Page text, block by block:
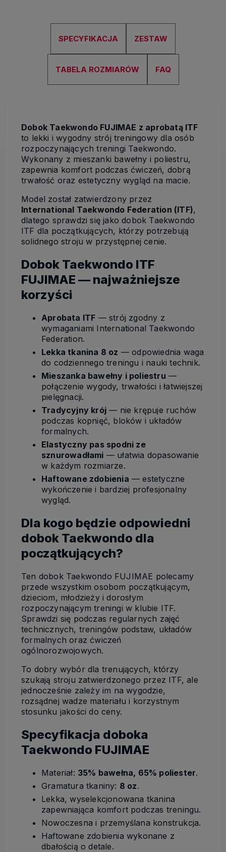
SPECYFIKACJA ZESTAW
TABELA ROZMIARÓW FAQ
Dobok Taekwondo FUJIMAE z aprobatą ITF
to lekki i wygodny strój treningowy dla osób
rozpoczynających treningi Taekwondo.
Wykonany z mieszanki bawełny i poliestru,
zapewnia komfort podczas ćwiczeń, dobrą
trwałość oraz estetyczny wygląd na macie.
Model został zatwierdzony przez
International Taekwondo Federation (ITF),
dlatego sprawdzi się jako dobok Taekwondo
ITF dla początkujących, którzy potrzebują
solidnego stroju w przystępnej cenie.
Dobok Taekwondo ITF
FUJIMAE — najważniejsze
korzyści
Aprobata ITF — strój zgodny z
wymaganiami International Taekwondo
Federation.
Lekka tkanina 8 oz — odpowiednia waga
do codziennego treningu i nauki technik.
Mieszanka bawełny i poliestru —
połączenie wygody, trwałości i łatwiejszej
pielęgnacji.
Tradycyjny krój — nie krępuje ruchów
podczas kopnięć, bloków i układów
formalnych.
Elastyczny pas spodni ze
sznurowadłami — ułatwia dopasowanie
w każdym rozmiarze.
Haftowane zdobienia — estetyczne
wykończenie i bardziej profesjonalny
wygląd.
Dla kogo będzie odpowiedni
dobok Taekwondo dla
początkujących?
Ten dobok Taekwondo FUJIMAE polecamy
przede wszystkim osobom początkującym,
dzieciom, młodzieży i dorosłym
rozpoczynającym treningi w klubie ITF.
Sprawdzi się podczas regularnych zajęć
technicznych, treningów podstaw, układów
formalnych oraz ćwiczeń
ogólnorozwojowych.
To dobry wybór dla trenujących, którzy
szukają stroju zatwierdzonego przez ITF, ale
jednocześnie zależy im na wygodzie,
rozsądnej wadze materiału i korzystnym
stosunku jakości do ceny.
Specyfikacja doboka
Taekwondo FUJIMAE
Materiał: 35% bawełna, 65% poliester.
Gramatura tkaniny: 8 oz.
Lekka, wyselekcjonowana tkanina
zapewniająca komfort podczas treningu.
Nowoczesna i przemyślana konstrukcja.
Haftowane zdobienia wykonane z
dbałością o detale.